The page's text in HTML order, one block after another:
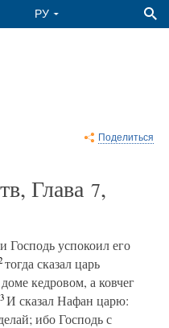
Поделиться
Глава 7,
Господь успокоил его
тогда сказал царь
кедровом, а ковчег
3И сказал Нафан царю:
ибо Господь с